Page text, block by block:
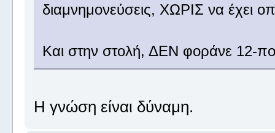
διαμνημονεύσεις, ΧΩΡΙΣ να έχει
Και στην στολή, ΔΕΝ φοράνε 12-
Η γνώση είναι δύναμη.